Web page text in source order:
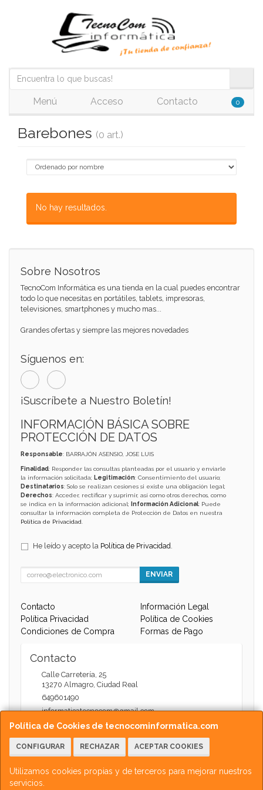
Menú Acceso Contacto 0
Barebones (0 art.)
No hay resultados.
Política de Cookies de tecnocominformatica.com
CONFIGURAR RECHAZAR ACEPTAR COOKIES
Utilizamos cookies propias y de terceros para mejorar nuestros
servicios.
Sobre Nosotros
TecnoCom Informática es una tienda en la cual puedes encontrar
todo lo que necesitas en portátiles, tablets, impresoras,
televisiones, smartphones y mucho mas...
Grandes ofertas y siempre las mejores novedades
Síguenos en:
¡Suscríbete a Nuestro Boletín!
INFORMACIÓN BÁSICA SOBRE
PROTECCIÓN DE DATOS
Responsable: BARRAJÓN ASENSIO, JOSE LUIS
Finalidad: Responder las consultas planteadas por el usuario y enviarle
la información solicitada; Legitimación: Consentimiento del usuario;
Destinatarios: Solo se realizan cesiones si existe una obligación legal;
Derechos: Acceder, rectificar y suprimir, así como otros derechos, como
se indica en la información adicional;
Información Adicional: Puede
consultar la información completa de Protección de Datos en nuestra
Política de Privacidad
He leído y acepto la Política de Privacidad.
ENVIAR
Contacto
Información Legal
Política Privacidad
Política de Cookies
Condiciones de Compra
Formas de Pago
Contacto
Calle Carretería, 25
13270 Almagro, Ciudad Real
649601490
informaticatecnocom@gmail.com
Horario
Atención Web - 11:00 a 13:30 / 17:30 a 20:00